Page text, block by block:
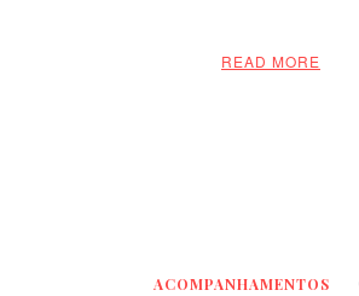
READ MORE
ACOMPANHAMENTOS